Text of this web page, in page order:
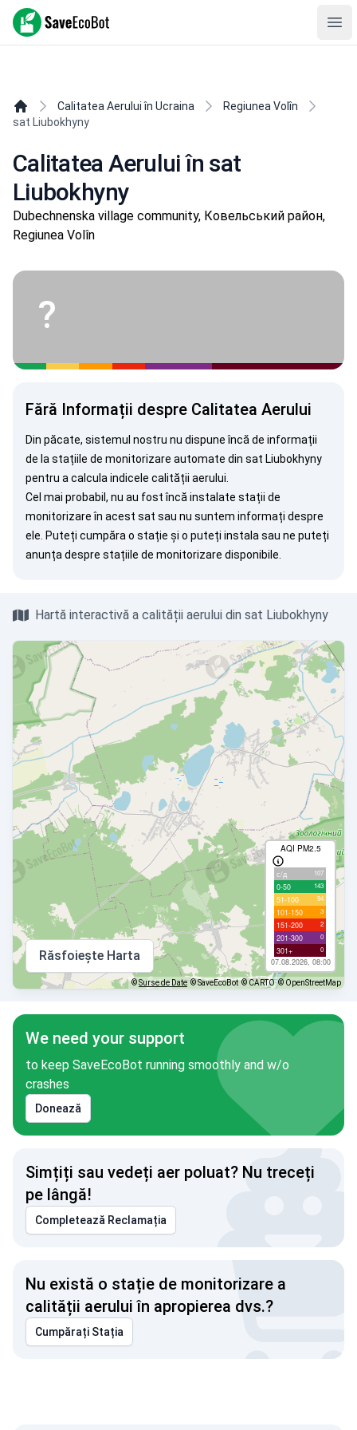
SaveEcoBot
Calitatea Aerului în Ucraina
Regiunea Volîn
sat Liubokhyny
Calitatea Aerului în sat
Liubokhyny
Dubechnenska village community, Ковельський район,
Regiunea Volîn
?
Fără Informații despre Calitatea Aerului
Din păcate, sistemul nostru nu dispune încă de informații
de la stațiile de monitorizare automate din sat Liubokhyny
pentru a calcula indicele calității aerului.
Cel mai probabil, nu au fost încă instalate stații de
monitorizare în acest sat sau nu suntem informați despre
ele. Puteți cumpăra o stație și o puteți instala sau ne puteți
anunța despre stațiile de monitorizare disponibile.
Hartă interactivă a calității aerului din sat Liubokhyny
AQI PM2.5
с/д 107
0-50 143
51-100 94
101-150 3
151-200 2
201-300 0
301+ 0
07.08.2026, 08:00
Răsfoiește Harta
©Surse de Date © SaveEcoBot © CARTO © OpenStreetMap
We need your support
to keep SaveEcoBot running smoothly and w/o
crashes
Donează
Simțiți sau vedeți aer poluat? Nu treceți
pe lângă!
Completează Reclamația
Nu există o stație de monitorizare a
calității aerului în apropierea dvs.?
Cumpărați Stația